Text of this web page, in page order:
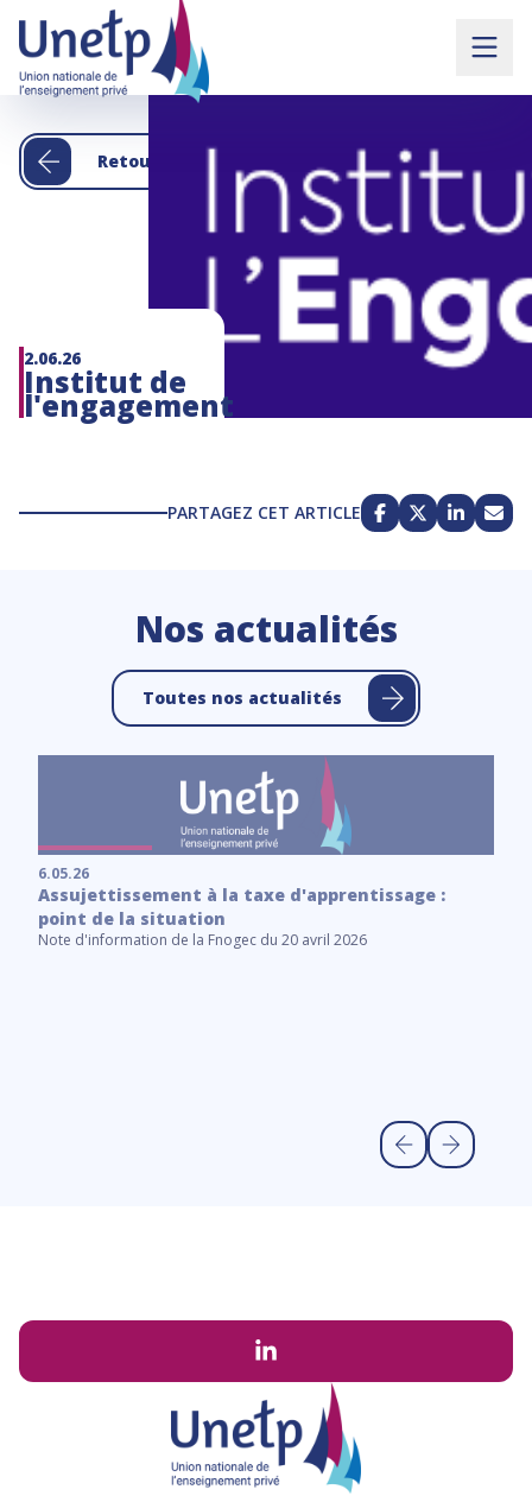
Retour aux actualités
2.06.26
Institut de
l'engagement
PARTAGEZ CET ARTICLE
Nos actualités
Toutes nos actualités
6.05.26
Assujettissement à la taxe d'apprentissage :
point de la situation
Note d'information de la Fnogec du 20 avril 2026